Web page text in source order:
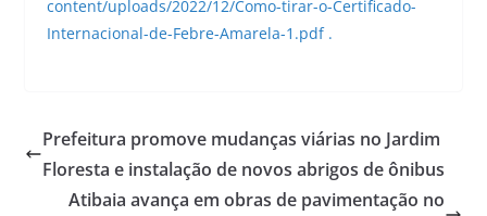
content/uploads/2022/12/Como-tirar-o-Certificado-
Internacional-de-Febre-Amarela-1.pdf .
Prefeitura promove mudanças viárias no Jardim
Floresta e instalação de novos abrigos de ônibus
Atibaia avança em obras de pavimentação no